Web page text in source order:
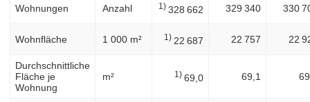
Wohnungen Anzahl 1) 328 662 329 340 330
Wohnfläche 1 000 m² 1) 22 687 22 757 22
Durchschnittliche
Fläche je
Wohnung
m² 1) 69,0 69,1